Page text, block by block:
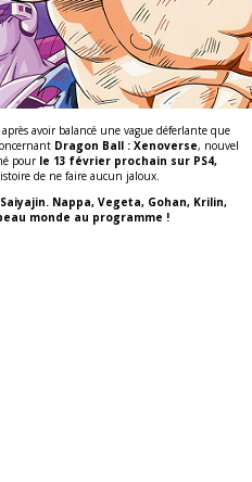
après avoir balancé une vague déferlante que
Dragon Ball : Xenoverse, nouvel
pour le 13 février prochain sur PS4,
de ne faire aucun jaloux.
Nappa, Vegeta, Gohan, Krilin,
monde au programme !